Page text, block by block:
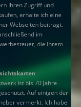
Ihren Zugriff und
erhalte ich eine
Webseiten beiträgt.
im
die Ihrem
ist bis 70 Jahre
Auf einigen der
vermerkt. Ich habe